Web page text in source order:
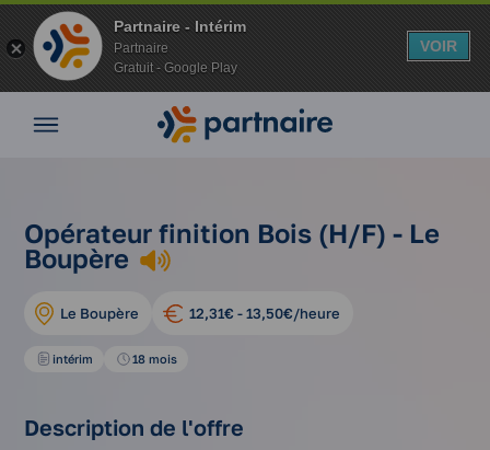
Partnaire - Intérim
Partnaire
Gratuit - Google Play
VOIR
Nos
Vos
avantages
Nos
conseils
Espace
entreprise
Accueil offres
d'emplois
finition
bois (h/f)
Opérateur finition Bois (H/F) - Le
Boupère
Le Boupère 12,31€ - 13,50€/heure
intérim 18 mois
Description de l'offre